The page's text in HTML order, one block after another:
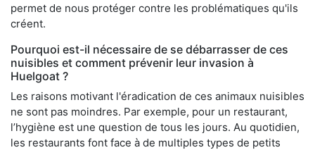
permet de nous protéger contre les problématiques qu'ils
créent.
Pourquoi est-il nécessaire de se débarrasser de ces
nuisibles et comment prévenir leur invasion à
Huelgoat ?
Les raisons motivant l'éradication de ces animaux nuisibles
ne sont pas moindres. Par exemple, pour un restaurant,
l’hygiène est une question de tous les jours. Au quotidien,
les restaurants font face à de multiples types de petits